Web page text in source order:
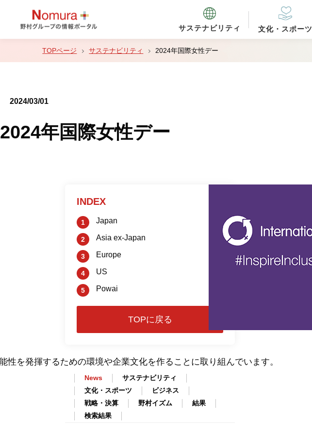
サステナビリティ
文化・スポーツ
サステナビリティ 2024年国際女性デー
2024年国際女性デー
2024/03/01
INDEX
Japan
Asia ex-Japan
Europe
US
Powai
News
サステナビリティ
文化・スポーツ
ビジネス
戦略・決算
野村イズム
結果
検索結果
を発揮するための環境や企業文化を作ることに取り組んでいます。